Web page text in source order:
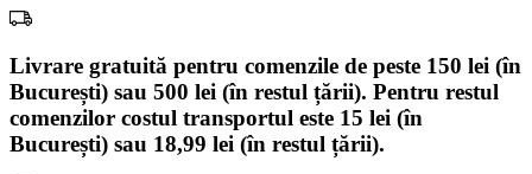
Livrare gratuită pentru comenzile de peste 150 lei (în
București) sau 500 lei (în restul țării). Pentru restul
comenzilor costul transportul este 15 lei (în
București) sau 18,99 lei (în restul țării).